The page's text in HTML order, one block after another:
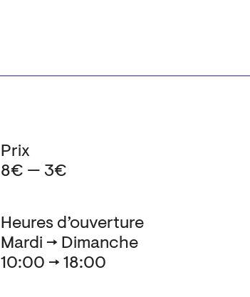
Heures d’ouverture
Mardi → Dimanche
10:00 → 18:00
Prix
8€ — 3€